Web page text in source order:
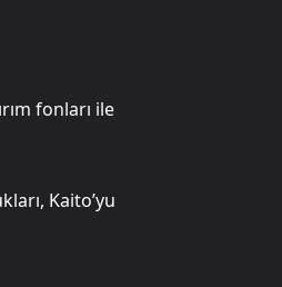
fonları ile
Kaito’yu